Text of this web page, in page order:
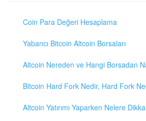
Coin Para Değeri Hesaplama
Yabancı Bitcoin Altcoin Borsaları
Altcoin Nereden ve Hangi Borsadan
Bitcoin Hard Fork Nedir, Hard Fork
Altcoin Yatırımı Yaparken Nelere